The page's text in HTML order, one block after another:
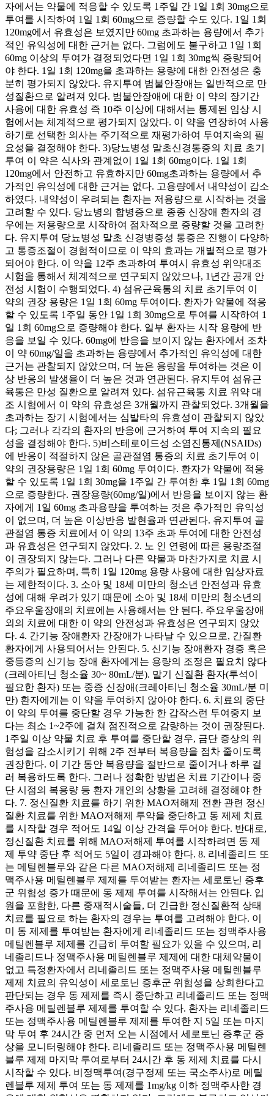
자에서는 약물에 적응할 수 있도록 1주일 간 1일 1회 30mg으로
투여를 시작하여 1일 1회 60mg으로 증량할 수도 있다. 1일 1회
120mg에서 유효성은 보였지만 60mg 초과하는 용량에서 추가
적인 유익성에 대한 근거는 없다. 그럼에도 불구하고 1일 1회
60mg 이상의 투여가 결정되었다면 1일 1회 30mg씩 증량되어
야 한다. 1일 1회 120mg을 초과하는 용량에 대한 안전성은 충
분히 평가되지 않았다. 유지투여 범불안장애는 일반적으로 만
성질환으로 알려져 있다. 범불안장애에 대한 이 약의 장기간
사용에 대한 유효성 즉 10주 이상에 대해서는 통제된 임상 시
험에서는 체계적으로 평가되지 않았다. 이 약을 연장하여 사용
하기로 선택한 의사는 주기적으로 재평가하여 투여지속의 필
요성을 결정해야 한다. 3)당뇨병성 말초신경통증의 치료 초기
투여 이 약은 식사와 관계없이 1일 1회 60mg이다. 1일 1회
120mg에서 안전하고 유효하지만 60mg초과하는 용량에서 추
가적인 유익성에 대한 근거는 없다. 고용량에서 내약성이 감소
하였다. 내약성이 우려되는 환자는 저용량으로 시작하는 것을
고려할 수 있다. 당뇨병의 합병증으로 종종 신장애 환자의 경
우에는 저용량으로 시작하여 점차적으로 증량할 것을 고려한
다. 유지투여 당뇨병성 말초 신경병증성 통증은 진행이 다양하
고 통증조절이 경험적이므로 이 약의 효과는 개별적으로 평가
되어야 한다. 이 약을 12주 초과하여 투여시 유효성 위약대조
시험을 통해서 체계적으로 연구되지 않았으나, 1년간 공개 안
전성 시험이 수행되었다. 4) 섬유근육통의 치료 초기투여 이
약의 권장 용량은 1일 1회 60mg 투여이다. 환자가 약물에 적응
할 수 있도록 1주일 동안 1일 1회 30mg으로 투여를 시작하여 1
일 1회 60mg으로 증량해야 한다. 일부 환자는 시작 용량에 반
응을 보일 수 있다. 60mg에 반응을 보이지 않는 환자에서 조차
이 약 60mg/일을 초과하는 용량에서 추가적인 유익성에 대한
근거는 관찰되지 않았으며, 더 높은 용량을 투여하는 것은 이
상 반응의 발생율이 더 높은 것과 연관된다. 유지투여 섬유근
육통은 만성 질환으로 알려져 있다. 섬유근육통 치료 위약 대
조 시험에서 이 약의 유효성은 3개월까지 관찰되었다. 3개월을
초과하는 장기 시험에서는 심발타의 유효성이 관찰되지 않았
다; 그러나 각각의 환자의 반응에 근거하여 투여 지속의 필요
성을 결정해야 한다. 5)비스테로이드성 소염진통제(NSAIDs)
에 반응이 적절하지 않은 골관절염 통증의 치료 초기투여 이
약의 권장용량은 1일 1회 60mg 투여이다. 환자가 약물에 적응
할 수 있도록 1일 1회 30mg을 1주일 간 투여한 후 1일 1회 60mg
으로 증량한다. 권장용량(60mg/일)에서 반응을 보이지 않는 환
자에게 1일 60mg 초과용량을 투여하는 것은 추가적인 유익성
이 없으며, 더 높은 이상반응 발현율과 연관된다. 유지투여 골
관절염 통증 치료에서 이 약의 13주 초과 투여에 대한 안전성
과 유효성은 연구되지 않았다. 2. 노 인 연령에 따른 용량조절
이 권장되지 않는다. 그러나 다른 약물과 마찬가지로 치료 시
주의가 필요하며, 특히 1일 120mg 용량 사용에 대한 임상자료
는 제한적이다. 3. 소아 및 18세 미만의 청소년 안전성과 유효
성에 대해 우려가 있기 때문에 소아 및 18세 미만의 청소년의
주요우울장애의 치료에는 사용해서는 안 된다. 주요우울장애
외의 치료에 대한 이 약의 안전성과 유효성은 연구되지 않았
다. 4. 간기능 장애환자 간장애가 나타날 수 있으므로, 간질환
환자에게 사용되어서는 안된다. 5. 신기능 장애환자 경증 혹은
중등증의 신기능 장애 환자에게는 용량의 조정은 필요치 않다
(크레아티닌 청소율 30~ 80mL/분). 말기 신질환 환자(투석이
필요한 환자) 또는 중증 신장애(크레아티닌 청소율 30mL/분 미
만) 환자에게는 이 약을 투여하지 않아야 한다. 6. 치료의 중단
이 약의 투여를 중단할 경우 가능한 한 갑작스런 투여중지 보
다는 최소 1~2주에 걸쳐 점진적으로 감량하는 것이 권장된다.
1주일 이상 약물 치료 후 투여를 중단할 경우, 금단 증상의 위
험성을 감소시키기 위해 2주 전부터 복용량을 점차 줄이도록
권장한다. 이 기간 동안 복용량을 절반으로 줄이거나 하루 걸
러 복용하도록 한다. 그러나 정확한 방법은 치료 기간이나 중
단 시점의 복용량 등 환자 개인의 상황을 고려해 결정해야 한
다. 7. 정신질환 치료를 하기 위한 MAO저해제 전환 관련 정신
질환 치료를 위한 MAO저해제 투약을 중단하고 동 제제 치료
를 시작할 경우 적어도 14일 이상 간격을 두어야 한다. 반대로,
정신질환 치료를 위해 MAO저해제 투여를 시작하려면 동 제
제 투약 중단 후 적어도 5일이 경과해야 한다. 8. 리네졸리드 또
는 메틸렌블루와 같은 다른 MAO저해제 리네졸리드 또는 정
맥주사용 메틸렌블루 제제를 투여받는 환자는 세로토닌 증후
군 위험성 증가 때문에 동 제제 투여를 시작해서는 안된다. 입
원을 포함한, 다른 중재적시술들, 더 긴급한 정신질환적 상태
치료를 필요로 하는 환자의 경우는 투여를 고려해야 한다. 이
미 동 제제를 투여받는 환자에게 리네졸리드 또는 정맥주사용
메틸렌블루 제제를 긴급히 투여할 필요가 있을 수 있으며, 리
네졸리드나 정맥주사용 메틸렌블루 제제에 대한 대체약물이
없고 특정환자에서 리네졸리드 또는 정맥주사용 메틸렌블루
제제 치료의 유익성이 세로토닌 증후군 위험성을 상회한다고
판단되는 경우 동 제제를 즉시 중단하고 리네졸리드 또는 정맥
주사용 메틸렌블루 제제를 투여할 수 있다. 환자는 리네졸리드
또는 정맥주사용 메틸렌블루 제제를 투여한 지 5일 또는 마지
막 투여 후 24시간 중 먼저 오는 시점에서 세로토닌 증후군 증
상을 모니터링해야 한다. 리네졸리드 또는 정맥주사용 메틸렌
블루 제제 마지막 투여로부터 24시간 후 동 제제 치료를 다시
시작할 수 있다. 비정맥투여(경구정제 또는 국소주사)로 메틸
렌블루 제제 투여 또는 동 제제를 1mg/kg 이하 정맥주사한 경